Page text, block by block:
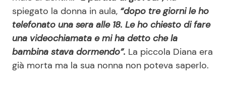
spiegato la donna in aula, “dopo tre giorni le ho
telefonato una sera alle 18. Le ho chiesto di fare
una videochiamata e mi ha detto che la
bambina stava dormendo”. La piccola Diana era
già morta ma la sua nonna non poteva saperlo.